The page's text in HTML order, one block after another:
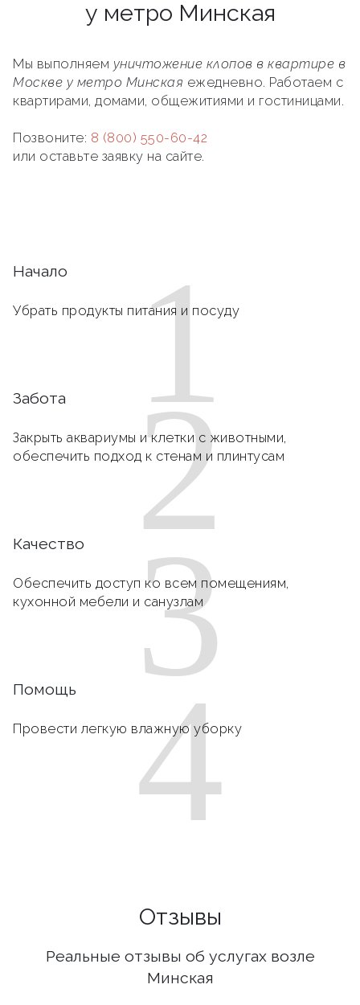
у метро Минская
Мы выполняем уничтожение клопов в квартире в
Москве у метро Минская ежедневно. Работаем с
квартирами, домами, общежитиями и гостиницами.
Позвоните: 8 (800) 550-60-42
или оставьте заявку на сайте.
1
Начало
Убрать продукты питания и посуду
2
Забота
Закрыть аквариумы и клетки с животными,
обеспечить подход к стенам и плинтусам
3
Качество
Обеспечить доступ ко всем помещениям,
кухонной мебели и санузлам
4
Помощь
Провести легкую влажную уборку
Отзывы
Реальные отзывы об услугах возле
Минская